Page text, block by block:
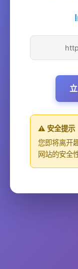
⚠️ 安全提示
您即将离开
网站的安全